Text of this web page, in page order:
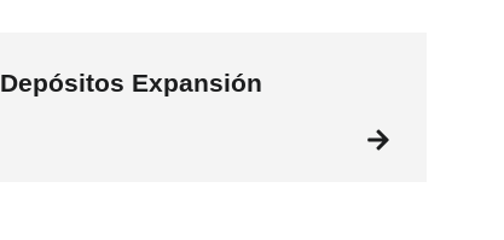
Depósitos Expansión